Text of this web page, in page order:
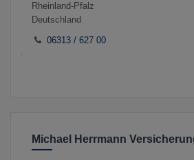
Rheinland-Pfalz
Deutschland
06313 / 627 00
Michael Herrmann